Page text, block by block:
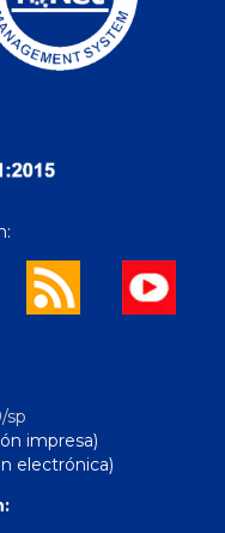
sp
impresa)
electrónica)